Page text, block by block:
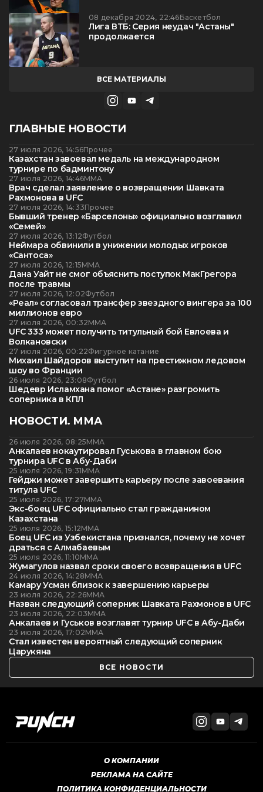
08 декабря 2024, 22:46Баскетбол
Лига ВТБ: Серия неудач "Астаны"
продолжается
ВСЕ МАТЕРИАЛЫ
ГЛАВНЫЕ НОВОСТИ
27 июля 2026, 14:56Прочее
Казахстан завоевал медаль на международном
турнире по бадминтону
27 июля 2026, 14:46ММА
Врач сделал заявление о возвращении Шавката
Рахмонова в UFC
27 июля 2026, 14:33Прочее
Бывший тренер «Барселоны» официально возглавил
«Семей»
27 июля 2026, 13:12Футбол
Неймара обвинили в унижении молодых игроков
«Сантоса»
27 июля 2026, 12:15ММА
Дана Уайт не смог объяснить поступок МакГрегора
после травмы
27 июля 2026, 12:02Футбол
«Реал» согласовал трансфер звездного вингера за 100
миллионов евро
27 июля 2026, 00:32ММА
UFC 333 может получить титульный бой Евлоева и
Волкановски
27 июля 2026, 00:22Фигурное катание
Михаил Шайдоров выступит на престижном ледовом
шоу во Франции
26 июля 2026, 23:08Футбол
Шедевр Исламхана помог «Астане» разгромить
соперника в КПЛ
НОВОСТИ. ММА
26 июля 2026, 08:25ММА
Анкалаев нокаутировал Гуськова в главном бою
турнира UFC в Абу-Даби
25 июля 2026, 19:31ММА
Гейджи может завершить карьеру после завоевания
титула UFC
25 июля 2026, 17:27ММА
Экс-боец UFC официально стал гражданином
Казахстана
25 июля 2026, 15:12ММА
Боец UFC из Узбекистана признался, почему не хочет
драться с Алмабаевым
25 июля 2026, 11:10ММА
Жумагулов назвал сроки своего возвращения в UFC
24 июля 2026, 14:28ММА
Камару Усман близок к завершению карьеры
23 июля 2026, 22:26ММА
Назван следующий соперник Шавката Рахмонов в UFC
23 июля 2026, 22:03ММА
Анкалаев и Гуськов возглавят турнир UFC в Абу-Даби
23 июля 2026, 17:02ММА
Стал известен вероятный следующий соперник
Царукяна
ВСЕ НОВОСТИ
О КОМПАНИИ
РЕКЛАМА НА САЙТЕ
ПОЛИТИКА КОНФИДЕНЦИАЛЬНОСТИ